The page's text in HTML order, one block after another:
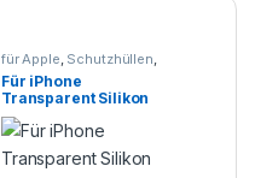
für Apple, Schutzhüllen,
Smartphone Zubehör
Für iPhone
Transparent Silikon
Hülle